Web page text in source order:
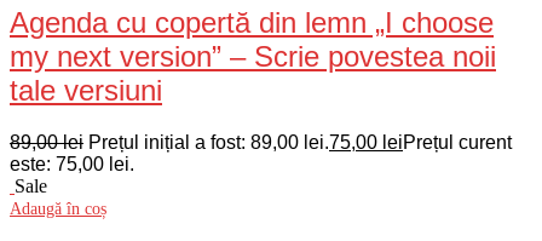
Agenda cu copertă din lemn „I choose
my next version” – Scrie povestea noii
tale versiuni
89,00lei Prețul inițial a fost: 89,00 lei.75,00 leiPrețul curent
este: 75,00 lei.
Sale
Adaugă în coș